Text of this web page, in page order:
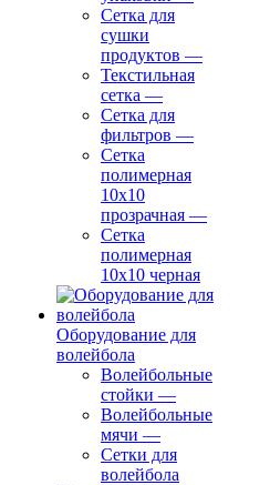
Сетка для
сушки
продуктов —
Текстильная
сетка —
Сетка для
фильтров —
Сетка
полимерная
10х10
прозрачная —
Сетка
полимерная
10х10 черная
Оборудование для
волейбола
Волейбольные
стойки —
Волейбольные
мячи —
Сетки для
волейбола